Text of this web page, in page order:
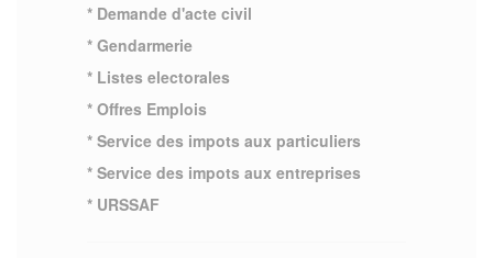
* Demande d'acte civil
* Gendarmerie
* Listes electorales
* Offres Emplois
* Service des impots aux particuliers
* Service des impots aux entreprises
* URSSAF